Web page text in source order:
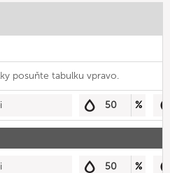
posuňte tabulku vpravo.
50 %
50 %